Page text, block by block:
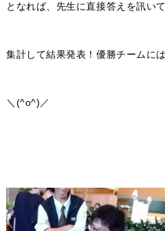
となれば、先生に直接答えを訊い
集計して結果発表！優勝チームに
＼(^o^)／